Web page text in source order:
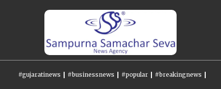
#gujaratinews #businessnews #popular #breakingnews